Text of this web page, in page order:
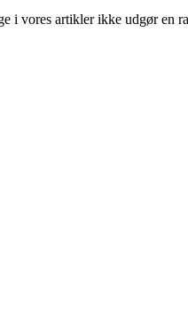
vores artikler ikke udgør en